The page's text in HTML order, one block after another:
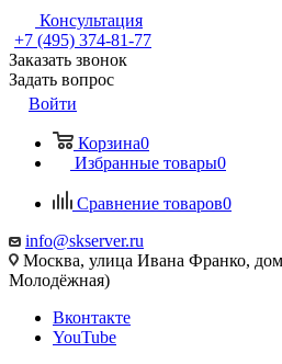
Консультация
+7 (495) 374-81-77
Заказать звонок
Задать вопрос
Войти
Корзина0
Избранные товары0
Сравнение товаров0
info@skserver.ru
Москва, улица Ивана Франко,
Молодёжная)
Вконтакте
YouTube